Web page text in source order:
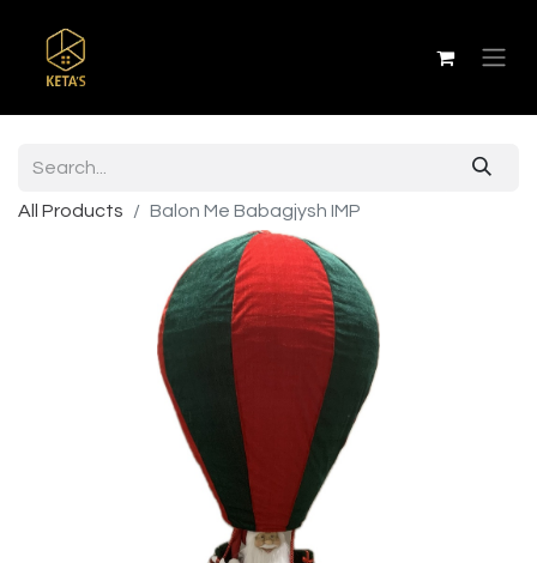
All Products Balon Me Babagjysh IMP